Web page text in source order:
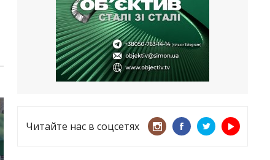
21.05.2026
«ТЦК нарушает закон? Пусть
платят!» Как благодаря штрафу
женщину сняли с учета
15.05.2026
Читайте нас в соцсетях